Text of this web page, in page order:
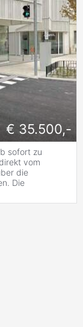
€ 35.500,-
sofort zu
vom
die
Die